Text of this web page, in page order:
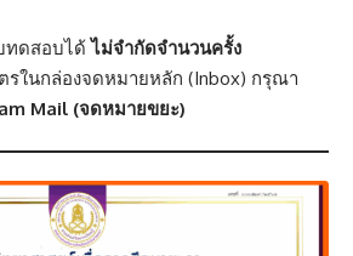
ทดสอบได้ไม่จำกัดจำนวนครั้ง
รในกล่องจดหมายหลัก (Inbox) กรุณา
Mail (จดหมายขยะ)